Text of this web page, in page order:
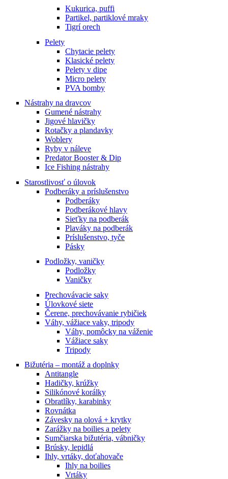
Kukurica, puffi
Partikel, partiklové mraky
Tigrí orech
Pelety
Chytacie pelety
Klasické pelety
Pelety v dipe
Micro pelety
PVA bomby
Nástrahy na dravcov
Gumené nástrahy
Jigové hlavičky
Rotačky a plandavky
Woblery
Ryby v náleve
Predator Booster & Dip
Ice Fishing nástrahy
Starostlivosť o úlovok
Podberáky a príslušenstvo
Podberáky
Podberákové hlavy
Sieťky na podberák
Plaváky na podberák
Príslušenstvo, tyče
Pásky
Podložky, vaničky
Podložky
Vaničky
Prechovávacie saky
Úlovkové siete
Čerene, prechovávanie rybičiek
Váhy, vážiace vaky, tripody
Váhy, pomôcky na váženie
Vážiace saky
Tripody
Bižutéria – montáž a doplnky
Antitangle
Hadičky, krúžky
Silikónové korálky
Obratlíky, karabinky
Rovnátka
Závesky na olová + krytky
Zarážky na boilies a pelety
Sumčiarska bižutéria, vábničky
Brúsky, lepidlá
Ihly, vrtáky, doťahovače
Ihly na boilies
Vrtáky